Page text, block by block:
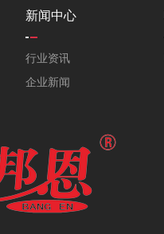
新闻中心
行业资讯
企业新闻